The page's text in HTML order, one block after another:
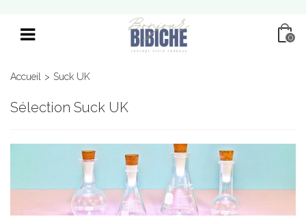
0
Accueil > Suck UK
Sélection Suck UK